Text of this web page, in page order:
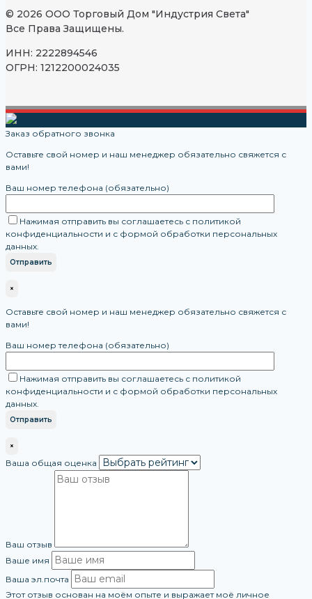
© 2026 ООО Торговый Дом "Индустрия Света"
Все Права Защищены.
ИНН: 2222894546
ОГРН: 1212200024035
Заказ обратного звонка
Оставьте свой номер и наш менеджер обязательно свяжется с
вами!
Ваш номер телефона (обязательно)
Нажимая отправить вы соглашаетесь с политикой
конфиденциальности и с формой обработки персональных
данных.
×
Оставьте свой номер и наш менеджер обязательно свяжется с
вами!
Ваш номер телефона (обязательно)
Нажимая отправить вы соглашаетесь с политикой
конфиденциальности и с формой обработки персональных
данных.
×
Ваша общая оценка
Ваш отзыв
Ваше имя
Ваша эл.почта
Этот отзыв основан на моём опыте и выражает моё личное